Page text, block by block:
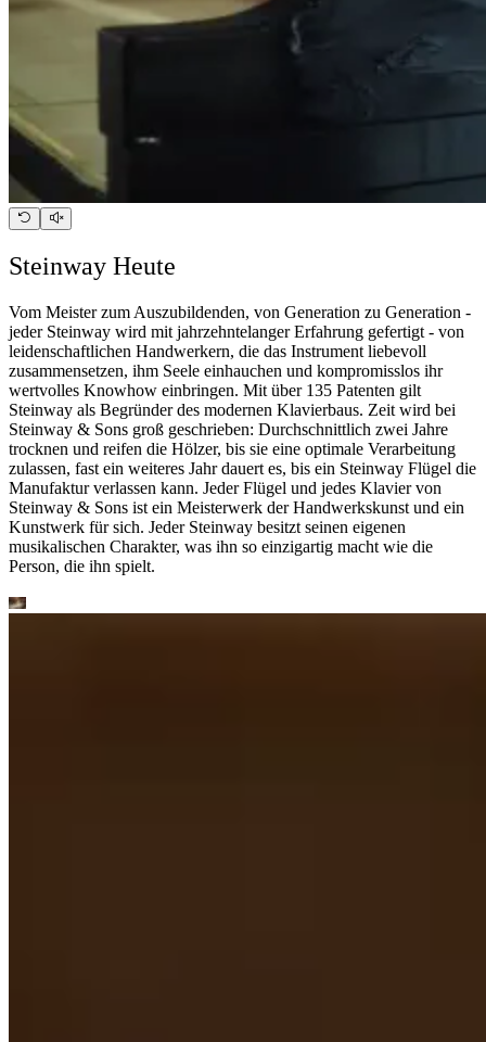
Steinway Heute
Vom Meister zum Auszubildenden, von Generation zu Generation -
jeder Steinway wird mit jahrzehntelanger Erfahrung gefertigt - von
leidenschaftlichen Handwerkern, die das Instrument liebevoll
zusammensetzen, ihm Seele einhauchen und kompromisslos ihr
wertvolles Knowhow einbringen. Mit über 135 Patenten gilt
Steinway als Begründer des modernen Klavierbaus. Zeit wird bei
Steinway ⁠&⁠ Sons groß geschrieben: Durchschnittlich zwei Jahre
trocknen und reifen die Hölzer, bis sie eine optimale Verarbeitung
zulassen, fast ein weiteres Jahr dauert es, bis ein Steinway Flügel die
Manufaktur verlassen kann. Jeder Flügel und jedes Klavier von
Steinway ⁠&⁠ Sons ist ein Meisterwerk der Handwerkskunst und ein
Kunstwerk für sich. Jeder Steinway besitzt seinen eigenen
musikalischen Charakter, was ihn so einzigartig macht wie die
Person, die ihn spielt.